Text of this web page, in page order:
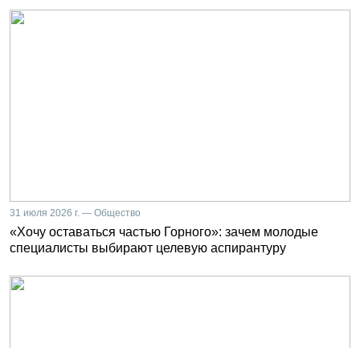
31 июля 2026 г. — Общество
«Хочу оставаться частью Горного»: зачем молодые
специалисты выбирают целевую аспирантуру